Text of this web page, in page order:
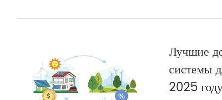
Лучшие
системы
2025